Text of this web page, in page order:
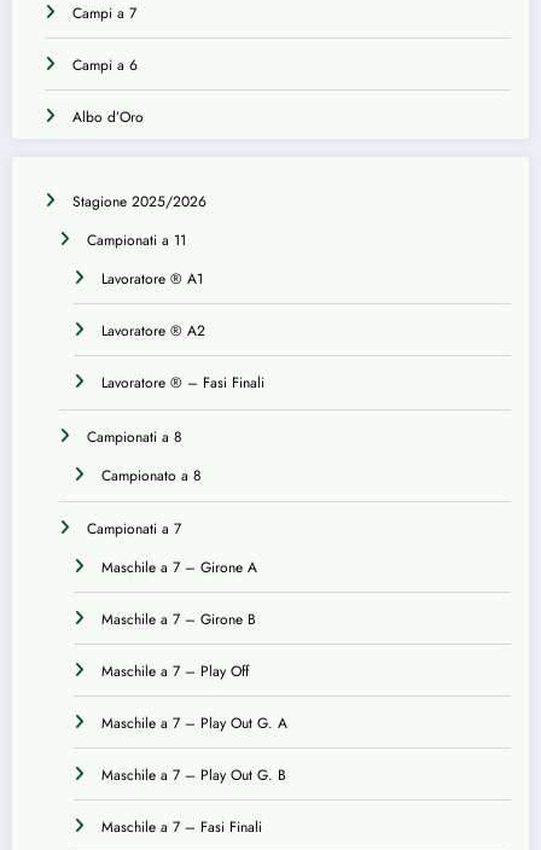
Campi a 7
Campi a 6
Albo d’Oro
Stagione 2025/2026
Campionati a 11
Lavoratore ® A1
Lavoratore ® A2
Lavoratore ® – Fasi Finali
Campionati a 8
Campionato a 8
Campionati a 7
Maschile a 7 – Girone A
Maschile a 7 – Girone B
Maschile a 7 – Play Off
Maschile a 7 – Play Out G. A
Maschile a 7 – Play Out G. B
Maschile a 7 – Fasi Finali